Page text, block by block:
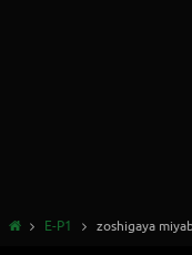
E-P1 zoshigaya